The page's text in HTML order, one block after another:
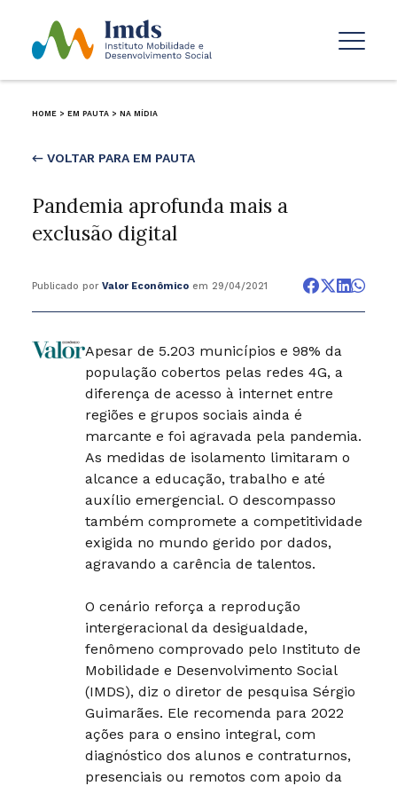
HOME > EM PAUTA > NA MÍDIA
← VOLTAR PARA EM PAUTA
Pandemia aprofunda mais a
exclusão digital
Publicado por Valor Econômicoem 29/04/2021
Apesar de 5.203 municípios e 98% da
população cobertos pelas redes 4G, a
diferença de acesso à internet entre
regiões e grupos sociais ainda é
marcante e foi agravada pela pandemia.
As medidas de isolamento limitaram o
alcance a educação, trabalho e até
auxílio emergencial. O descompasso
também compromete a competitividade
exigida no mundo gerido por dados,
agravando a carência de talentos.
O cenário reforça a reprodução
intergeracional da desigualdade,
fenômeno comprovado pelo Instituto de
Mobilidade e Desenvolvimento Social
(IMDS), diz o diretor de pesquisa Sérgio
Guimarães. Ele recomenda para 2022
ações para o ensino integral, com
diagnóstico dos alunos e contraturnos,
presenciais ou remotos com apoio da